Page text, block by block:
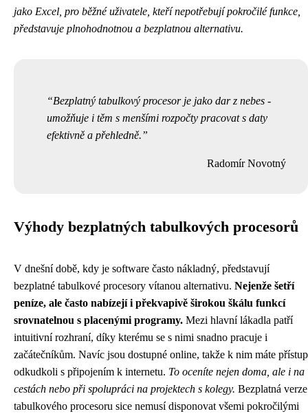
jako Excel, pro běžné uživatele, kteří nepotřebují pokročilé funkce,
představuje plnohodnotnou a bezplatnou alternativu.
Bezplatný tabulkový procesor je jako dar z nebes -
umožňuje i těm s menšími rozpočty pracovat s daty
efektivně a přehledně.
Radomír Novotný
Výhody bezplatných tabulkových procesorů
V dnešní době, kdy je software často nákladný, představují
bezplatné tabulkové procesory vítanou alternativu. Nejenže šetří
peníze, ale často nabízejí i překvapivě širokou škálu funkcí
srovnatelnou s placenými programy. Mezi hlavní lákadla patří
intuitivní rozhraní, díky kterému se s nimi snadno pracuje i
začátečníkům. Navíc jsou dostupné online, takže k nim máte přístup
odkudkoli s připojením k internetu. To oceníte nejen doma, ale i na
cestách nebo při spolupráci na projektech s kolegy. Bezplatná verze
tabulkového procesoru sice nemusí disponovat všemi pokročilými